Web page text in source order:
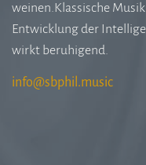
weinen.Klassische
Entwicklung der
wirkt beruhigend.
i